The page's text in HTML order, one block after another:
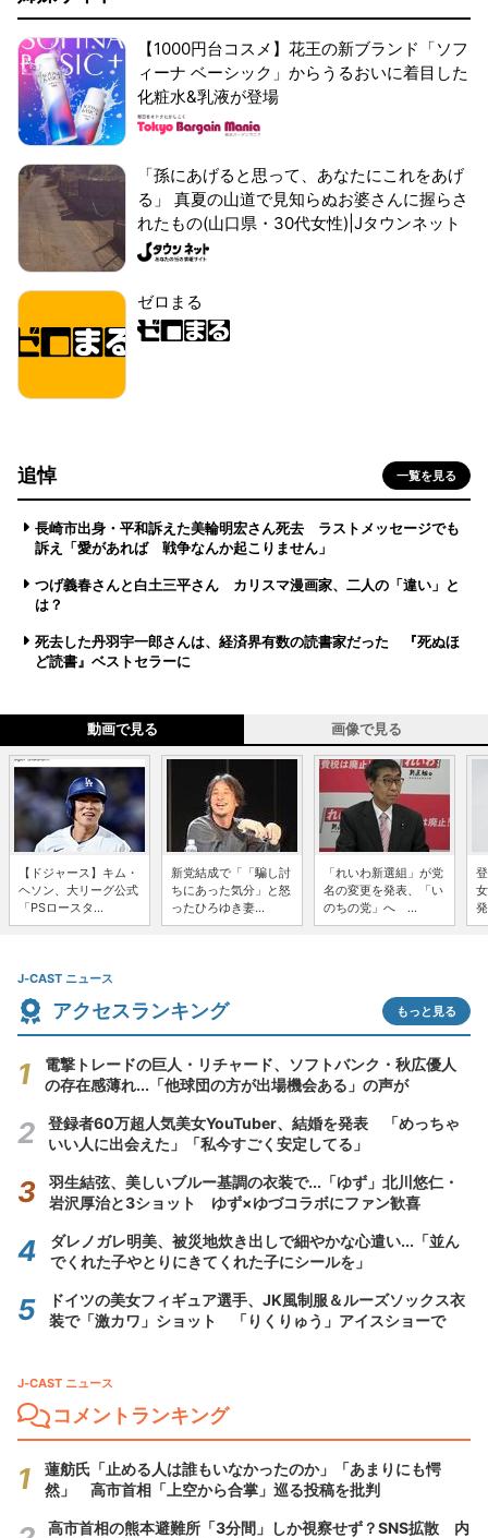
【1000円台コスメ】花王の新ブランド「ソフ
ィーナ ベーシック」からうるおいに着目した
化粧水&乳液が登場
「孫にあげると思って、あなたにこれをあげ
る」 真夏の山道で見知らぬお婆さんに握らさ
れたもの(山口県・30代女性)|Jタウンネット
ゼロまる
追悼 一覧を見る
長崎市出身・平和訴えた美輪明宏さん死去 ラストメッセージでも
訴え「愛があれば 戦争なんか起こりません」
つげ義春さんと白土三平さん カリスマ漫画家、二人の「違い」と
は？
死去した丹羽宇一郎さんは、経済界有数の読書家だった 『死ぬほ
ど読書』ベストセラーに
動画で見る 画像で見る
【ドジャース】キム・
ヘソン、大リーグ公式
「PSロースタ...
新党結成で「「騙し討
ちにあった気分」と怒
ったひろゆき妻...
「れいわ新選組」が党
名の変更を発表、「い
のちの党」へ ...
J-CAST ニュース
アクセスランキング もっと見る
電撃トレードの巨人・リチャード、ソフトバンク・秋広優人
の存在感薄れ...「他球団の方が出場機会ある」の声が
登録者60万超人気美女YouTuber、結婚を発表 「めっちゃ
いい人に出会えた」「私今すごく安定してる」
羽生結弦、美しいブルー基調の衣装で...「ゆず」北川悠仁・
岩沢厚治と3ショット ゆず×ゆづコラボにファン歓喜
ダレノガレ明美、被災地炊き出しで細やかな心遣い...「並ん
でくれた子やとりにきてくれた子にシールを」
ドイツの美女フィギュア選手、JK風制服＆ルーズソックス衣
装で「激カワ」ショット 「りくりゅう」アイスショーで
J-CAST ニュース
コメントランキング
蓮舫氏「止める人は誰もいなかったのか」「あまりにも愕
然」 高市首相「上空から合掌」巡る投稿を批判
高市首相の熊本避難所「3分間」しか視察せず？SNS拡散 内